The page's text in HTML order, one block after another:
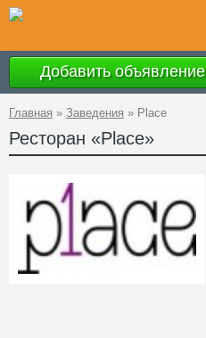
Добавить объявление
Главная » Заведения » Place
Ресторан «Place»